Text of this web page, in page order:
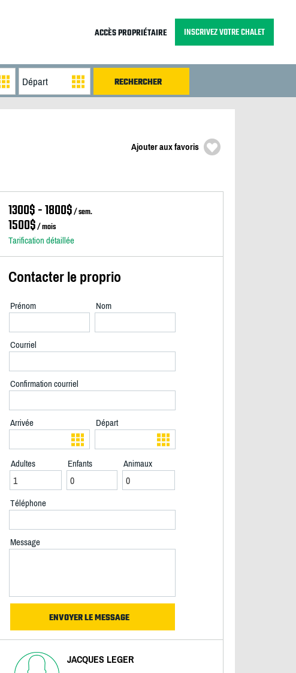
ACCÈS PROPRIÉTAIRE INSCRIVEZ VOTRE CHALET
Ajouter aux favoris
1300$ - 1800$/ sem.
1500$/ mois
Tarification détaillée
Contacter le proprio
Prénom Nom
Courriel
Confirmation courriel
Arrivée Départ
Adultes Enfants Animaux
Téléphone
Message
JACQUES LEGER